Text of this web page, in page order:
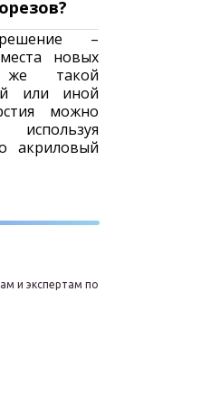
–
новых
же такой
или иной
можно
акриловый
и экспертам по